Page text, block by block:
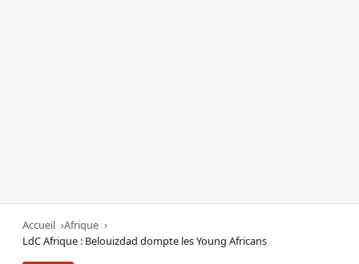
Accueil
Afrique
LdC Afrique : Belouizdad dompte les Young Africans